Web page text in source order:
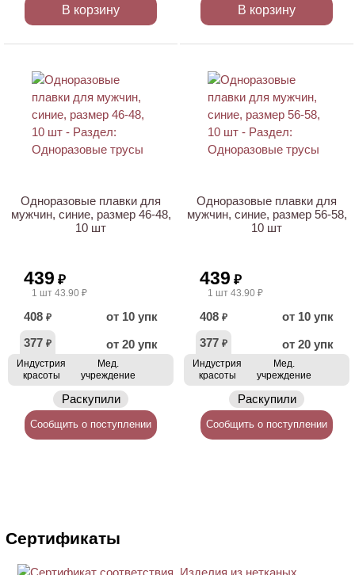
В корзину В корзину
Одноразовые плавки для
мужчин, синие, размер 46-48,
10 шт
439 ₽
1 шт 43.90 ₽
408 ₽
от 10 упк
377 ₽ от 20 упк
Индустрия
красоты
Мед.
учреждение
Раскупили
Сообщить о поступлении
Одноразовые плавки для
мужчин, синие, размер 56-58,
10 шт
439 ₽
1 шт 43.90 ₽
408 ₽
от 10 упк
377 ₽ от 20 упк
Индустрия
красоты
Мед.
учреждение
Раскупили
Сообщить о поступлении
Сертификаты